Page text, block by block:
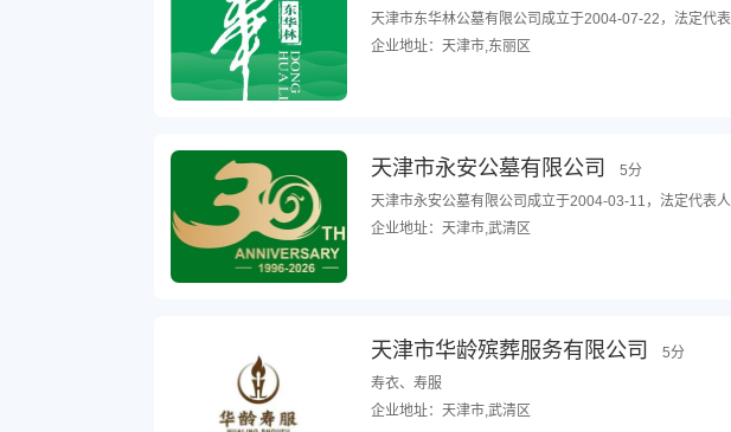
天津市东华林公墓有限公司成立于2004-07-22，法定代表
企业地址：天津市,东丽区
天津市永安公墓有限公司
5分
天津市永安公墓有限公司成立于2004-03-11，法定代表人
企业地址：天津市,武清区
天津市华龄殡葬服务有限公司
5分
寿衣、寿服
企业地址：天津市,武清区